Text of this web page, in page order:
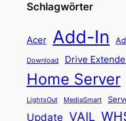
Schlagwörter
Acer Add-In
Download Drive
Home Server
LightsOut MediaSmart
Update VAIL